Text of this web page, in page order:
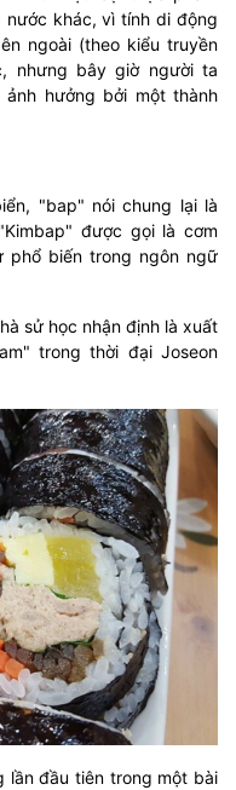
nước khác, vì tính di động
ngoài (theo kiểu truyền
nhưng bây giờ người ta
hưởng bởi một thành
"bap" nói chung lại là
được gọi là cơm
phổ biến trong ngôn ngữ
sử học nhận định là xuất
trong thời đại Joseon
lần đầu tiên trong một bài